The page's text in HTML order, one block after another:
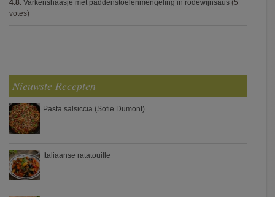
4.8: Varkenshaasje met paddenstoelenmengeling in rodewijnsaus (5
votes)
Nieuwste Recepten
Pasta salsiccia (Sofie Dumont)
Italiaanse ratatouille